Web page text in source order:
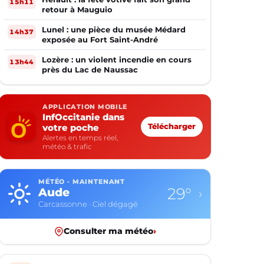
retour à Mauguio
14h37
Lunel : une pièce du musée Médard
exposée au Fort Saint-André
13h44
Lozère : un violent incendie en cours
près du Lac de Naussac
APPLICATION MOBILE
InfOccitanie dans
votre poche
Alertes en temps réel,
météo & trafic
Télécharger
MÉTÉO · MAINTENANT
Aude
Carcassonne · Ciel dégagé
29° ›
Consulter ma météo›